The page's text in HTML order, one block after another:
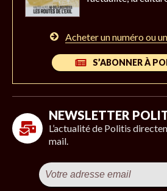
Acheter un numéro ou
S’ABONNER À
NEWSLETTER
L’actualité de Politis
mail.